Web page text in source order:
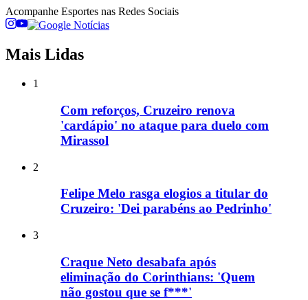
Acompanhe Esportes nas Redes Sociais
Mais Lidas
1
Com reforços, Cruzeiro renova
'cardápio' no ataque para duelo com
Mirassol
2
Felipe Melo rasga elogios a titular do
Cruzeiro: 'Dei parabéns ao Pedrinho'
3
Craque Neto desabafa após
eliminação do Corinthians: 'Quem
não gostou que se f***'